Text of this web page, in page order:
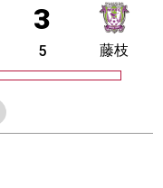
3
5 藤枝